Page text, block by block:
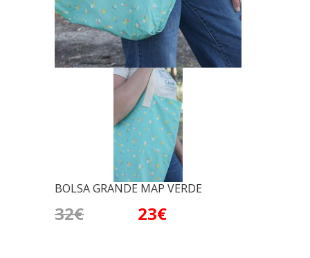
BOLSA GRANDE MAP VERDE
32€ 23€